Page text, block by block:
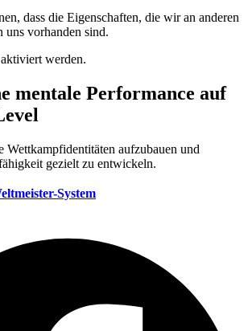
dass die Eigenschaften, die wir an anderen
uns vorhanden sind.
werden.
mentale Performance auf
Wettkampfidentitäten aufzubauen und
gezielt zu entwickeln.
System